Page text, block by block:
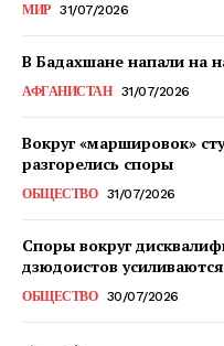
МИР 31/07/2026
В Бадахшане напали на
АФГАНИСТАН 31/07/2026
Вокруг «маршировок»
разгорелись споры
ОБЩЕСТВО 31/07/2026
Споры вокруг
дзюдоистов усиливаются
ОБЩЕСТВО 30/07/2026